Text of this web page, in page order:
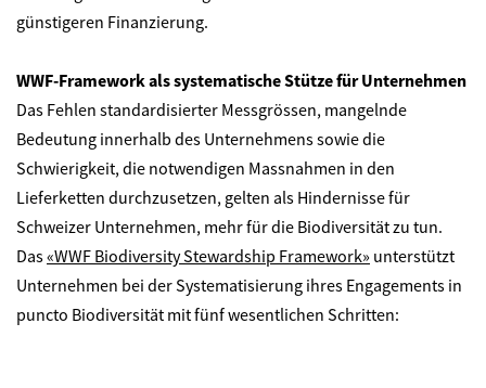
günstigeren Finanzierung.
WWF-Framework als systematische Stütze für Unternehmen
Das Fehlen standardisierter Messgrössen, mangelnde
Bedeutung innerhalb des Unternehmens sowie die
Schwierigkeit, die notwendigen Massnahmen in den
Lieferketten durchzusetzen, gelten als Hindernisse für
Schweizer Unternehmen, mehr für die Biodiversität zu tun.
Das«WWF Biodiversity Stewardship Framework» unterstützt
Unternehmen bei der Systematisierung ihres Engagements in
puncto Biodiversität mit fünf wesentlichen Schritten: